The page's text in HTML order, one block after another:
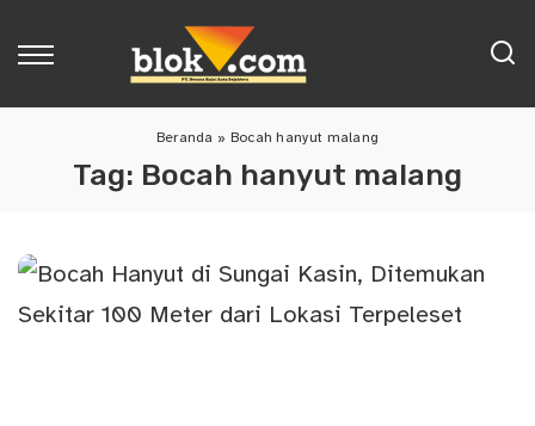
Beranda » Bocah hanyut malang
Tag: Bocah hanyut malang